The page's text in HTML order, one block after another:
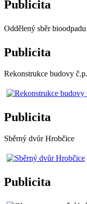
Publicita
Oddělený sběr
Publicita
Rekonstrukce budovy
Publicita
Sběrný dvůr Hrobčice
Publicita